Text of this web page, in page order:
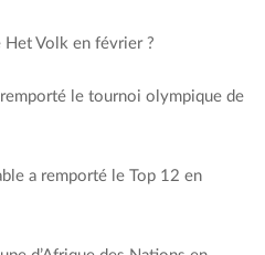
Volk en février ?
le tournoi olympique de
a remporté le Top 12 en